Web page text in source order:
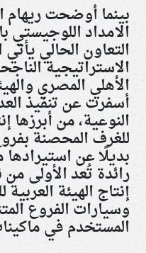
بينما أوضحت ريهام
الامداد اللوجيستي
التعاون الحالي
الاستراتيجية
الأهلي المصري
أسفرت عن تنفيذ
النوعية، من أبرزها
للغرف المحصنة
بديلًا عن
رائدة تُعد الأولى
إنتاج الهيئة
وسيارات الفروع
المستخدم في